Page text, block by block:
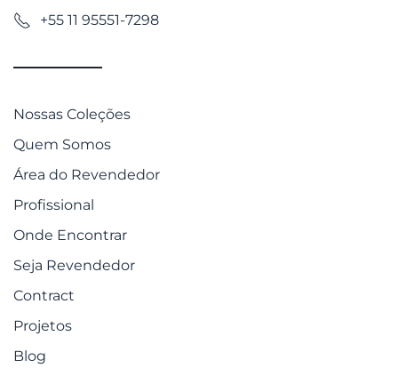
+55 11 95551-7298
Nossas Coleções
Quem Somos
Área do Revendedor
Profissional
Onde Encontrar
Seja Revendedor
Contract
Projetos
Blog